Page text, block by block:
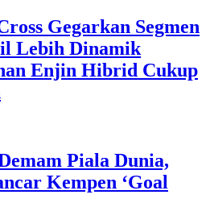
Gegarkan Segmen
Lebih Dinamik
Enjin Hibrid Cukup
Piala Dunia,
Kempen ‘Goal